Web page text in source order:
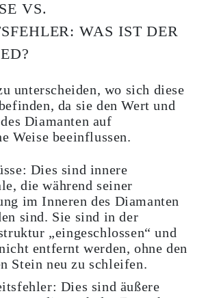
VS.
WAS IST DER
unterscheiden, wo sich diese
da sie den Wert und
Diamanten auf
Weise beeinflussen.
Dies sind innere
die während seiner
im Inneren des Diamanten
sind. Sie sind in der
„eingeschlossen“ und
entfernt werden, ohne den
Stein neu zu schleifen.
Dies sind äußere